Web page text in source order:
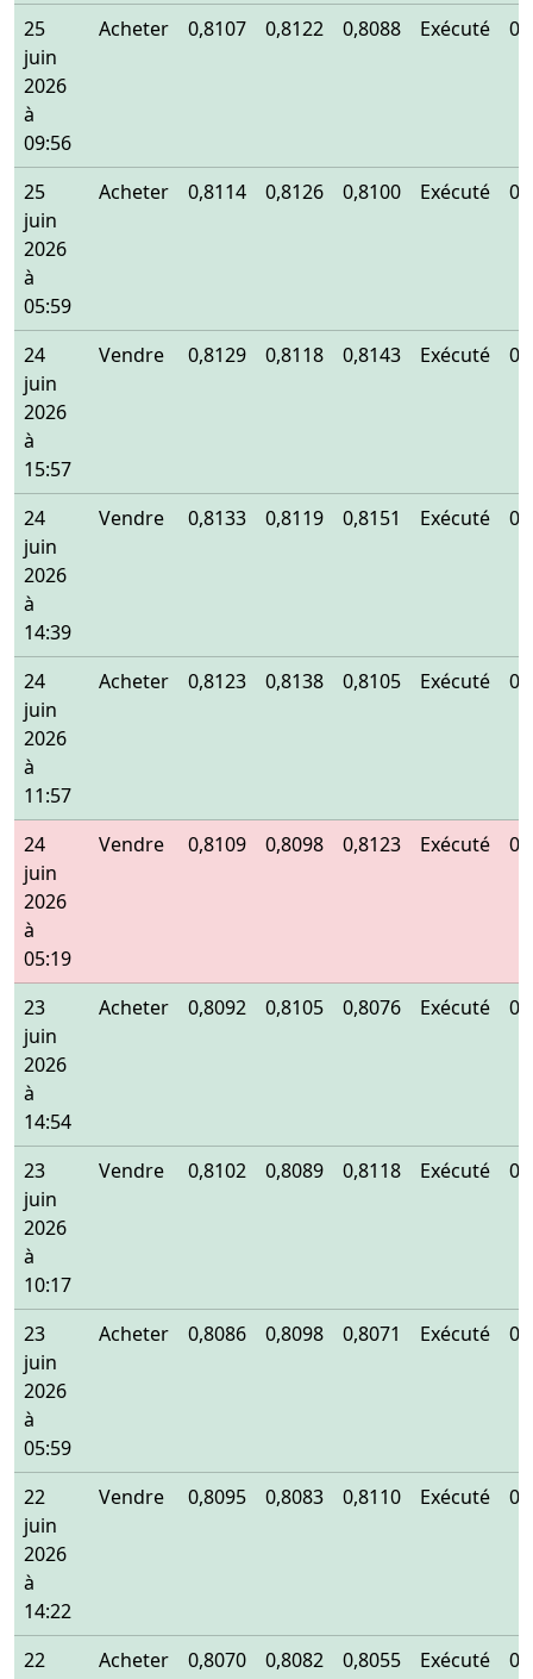
25
juin
2026
à
09:56
Acheter 0,8107 0,8122 0,8088 Exécuté
25
juin
2026
à
05:59
Acheter 0,8114 0,8126 0,8100 Exécuté
24
juin
2026
à
15:57
Vendre 0,8129 0,8118 0,8143 Exécuté
24
juin
2026
à
14:39
Vendre 0,8133 0,8119 0,8151 Exécuté
24
juin
2026
à
11:57
Acheter 0,8123 0,8138 0,8105 Exécuté
24
juin
2026
à
05:19
Vendre 0,8109 0,8098 0,8123 Exécuté
23
juin
2026
à
14:54
Acheter 0,8092 0,8105 0,8076 Exécuté
23
juin
2026
à
10:17
Vendre 0,8102 0,8089 0,8118 Exécuté
23
juin
2026
à
05:59
Acheter 0,8086 0,8098 0,8071 Exécuté
22
juin
2026
à
14:22
Vendre 0,8095 0,8083 0,8110 Exécuté
22
Acheter 0,8070 0,8082 0,8055 Exécuté